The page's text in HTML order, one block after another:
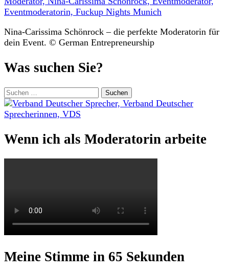
Nina-Carissima Schönrock – die perfekte Moderatorin für
dein Event. © German Entrepreneurship
Was suchen Sie?
Suchen
nach:
Wenn ich als Moderatorin arbeite
Meine Stimme in 65 Sekunden